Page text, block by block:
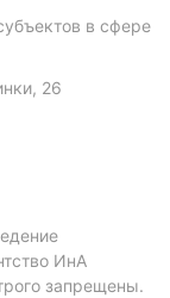
в сфере
26
ИнА
запрещены.